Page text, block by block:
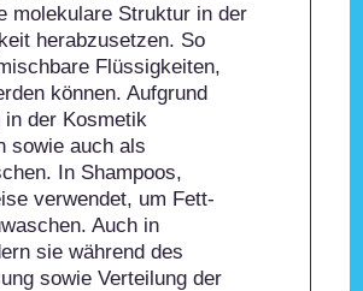
molekulare Struktur in der
herabzusetzen. So
Flüssigkeiten,
können. Aufgrund
der Kosmetik
sowie auch als
In Shampoos,
verwendet, um Fett-
Auch in
sie während des
sowie Verteilung der